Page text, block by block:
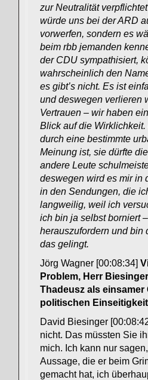
zur Neutralität
würde uns bei der ARD
vorwerfen, sondern es
beim rbb jemanden
der CDU sympathisiert,
wahrscheinlich den
es gibt’s nicht. Es ist
und deswegen verlieren
Vertrauen – wir haben
Blick auf die Wirklichkeit.
durch eine bestimmte
Meinung ist, sie dürfte
andere Leute
deswegen wird es mir in
in den Sendungen, die
langweilig, weil ich
ich bin ja selbst borniert
herauszufordern und bin
das gelingt.
Jörg Wagner [00:08:34]
Problem, Herr
Thadeusz als einsamer
politischen
David Biesinger
nicht. Das müssten Sie
mich. Ich kann nur
Aussage, die er beim
gemacht hat, ich